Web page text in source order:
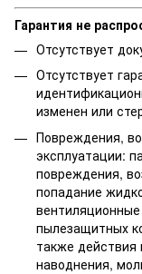
Гарантия не
Отсутствует
Отсутствует
изменен или
Повреждения,
эксплуатации:
повреждения,
попадание
пылезащитных
также
наводнения,